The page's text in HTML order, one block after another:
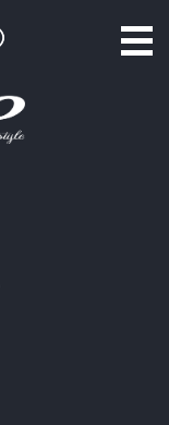
ПЛАТКИ